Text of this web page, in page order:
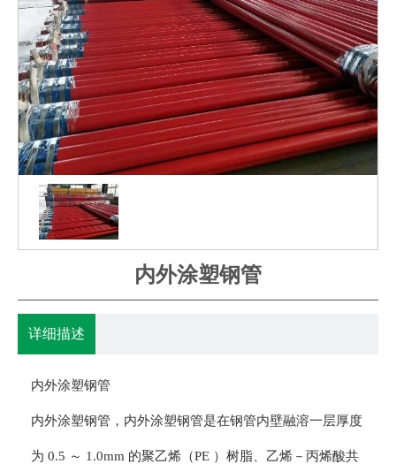
内外涂塑钢管
详细描述
内外涂塑钢管
内外涂塑钢管，内外涂塑钢管是在钢管内壁融溶一层厚度
为 0.5 ～ 1.0mm 的聚乙烯（PE ）树脂、乙烯－丙烯酸共